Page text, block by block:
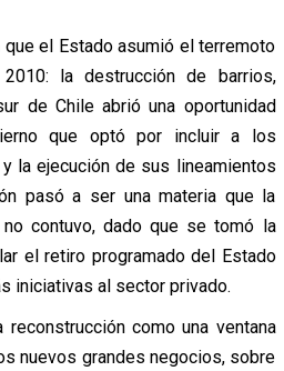
el Estado asumió el terremoto
la destrucción de barrios,
de Chile abrió una oportunidad
que optó por incluir a los
la ejecución de sus lineamientos
pasó a ser una materia que la
no contuvo, dado que se tomó la
el retiro programado del Estado
iniciativas al sector privado.
como una ventana
nuevos grandes negocios, sobre